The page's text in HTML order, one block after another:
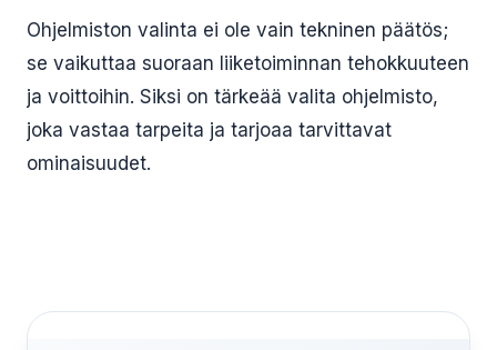
Ohjelmiston valinta ei ole vain tekninen päätös;
se vaikuttaa suoraan liiketoiminnan tehokkuuteen
ja voittoihin. Siksi on tärkeää valita ohjelmisto,
joka vastaa tarpeita ja tarjoaa tarvittavat
ominaisuudet.